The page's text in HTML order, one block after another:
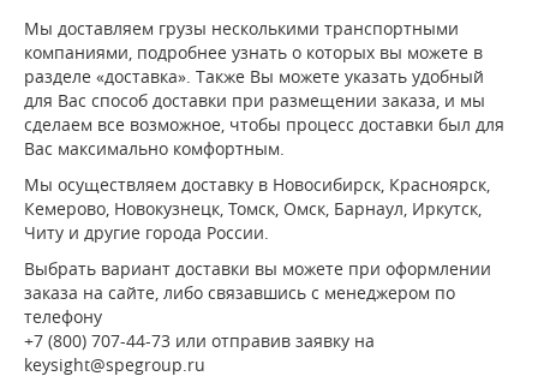
Мы доставляем грузы несколькими транспортными
компаниями, подробнее узнать о которых вы можете в
разделе «доставка». Также Вы можете указать удобный
для Вас способ доставки при размещении заказа, и мы
сделаем все возможное, чтобы процесс доставки был для
Вас максимально комфортным.
Мы осуществляем доставку в Новосибирск, Красноярск,
Кемерово, Новокузнецк, Томск, Омск, Барнаул, Иркутск,
Читу и другие города России.
Выбрать вариант доставки вы можете при оформлении
заказа на сайте, либо связавшись с менеджером по
телефону
+7 (800) 707-44-73 или отправив заявку на
keysight@spegroup.ru